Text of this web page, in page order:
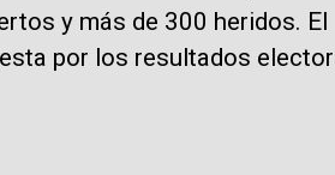
y más de 300 heridos. El
por los resultados